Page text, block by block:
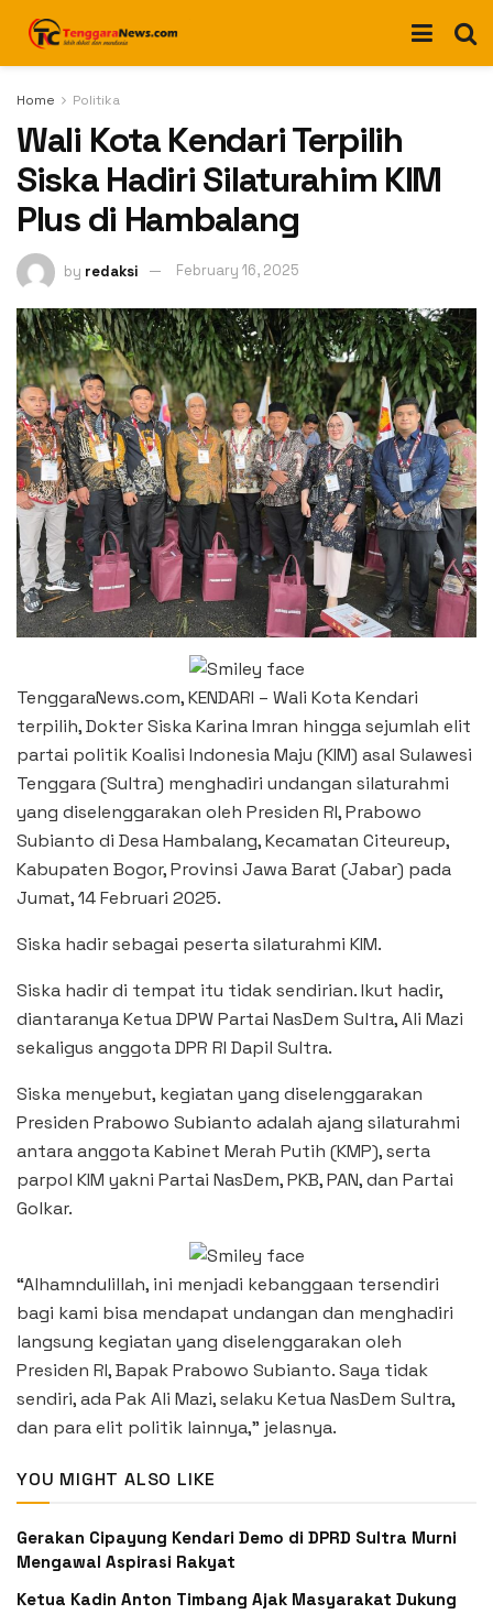
Home Politika
Wali Kota Kendari Terpilih
Siska Hadiri Silaturahim KIM
Plus di Hambalang
by redaksi February 16, 2025
TenggaraNews.com, KENDARI – Wali Kota Kendari
terpilih, Dokter Siska Karina Imran hingga sejumlah elit
partai politik Koalisi Indonesia Maju (KIM) asal Sulawesi
Tenggara (Sultra) menghadiri undangan silaturahmi
yang diselenggarakan oleh Presiden RI, Prabowo
Subianto di Desa Hambalang, Kecamatan Citeureup,
Kabupaten Bogor, Provinsi Jawa Barat (Jabar) pada
Jumat, 14 Februari 2025.
Siska hadir sebagai peserta silaturahmi KIM.
Siska hadir di tempat itu tidak sendirian. Ikut hadir,
diantaranya Ketua DPW Partai NasDem Sultra, Ali Mazi
sekaligus anggota DPR RI Dapil Sultra.
Siska menyebut, kegiatan yang diselenggarakan
Presiden Prabowo Subianto adalah ajang silaturahmi
antara anggota Kabinet Merah Putih (KMP), serta
parpol KIM yakni Partai NasDem, PKB, PAN, dan Partai
Golkar.
“Alhamndulillah, ini menjadi kebanggaan tersendiri
bagi kami bisa mendapat undangan dan menghadiri
langsung kegiatan yang diselenggarakan oleh
Presiden RI, Bapak Prabowo Subianto. Saya tidak
sendiri, ada Pak Ali Mazi, selaku Ketua NasDem Sultra,
dan para elit politik lainnya,” jelasnya.
YOU MIGHT ALSO LIKE
Gerakan Cipayung Kendari Demo di DPRD Sultra Murni
Mengawal Aspirasi Rakyat
Ketua Kadin Anton Timbang Ajak Masyarakat Dukung